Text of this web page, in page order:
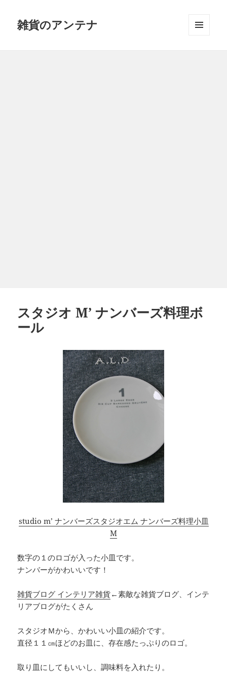
雑貨のアンテナ
スタジオ M’ ナンバーズ料理ボ
ール
studio m’ ナンバーズスタジオエム ナンバーズ料理小皿
M
数字の１のロゴが入った小皿です。
ナンバーがかわいいです！
雑貨ブログ インテリア雑貨←素敵な雑貨ブログ、インテ
リアブログがたくさん
スタジオＭから、かわいい小皿の紹介です。
直径１１㎝ほどのお皿に、存在感たっぷりのロゴ。
取り皿にしてもいいし、調味料を入れたり。